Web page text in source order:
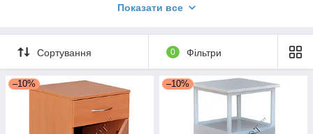
зберігання ліків, інструментів та медичної апаратури.
Показати все
Сортування 0 Фільтри
–10% –10%